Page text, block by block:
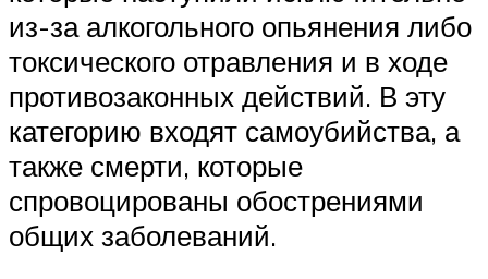
из-за алкогольного опьянения либо
токсического отравления и в ходе
противозаконных действий. В эту
категорию входят самоубийства, а
также смерти, которые
спровоцированы обострениями
общих заболеваний.